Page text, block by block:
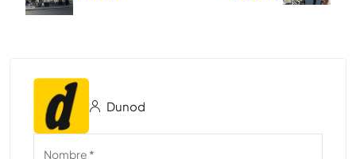
Dunod